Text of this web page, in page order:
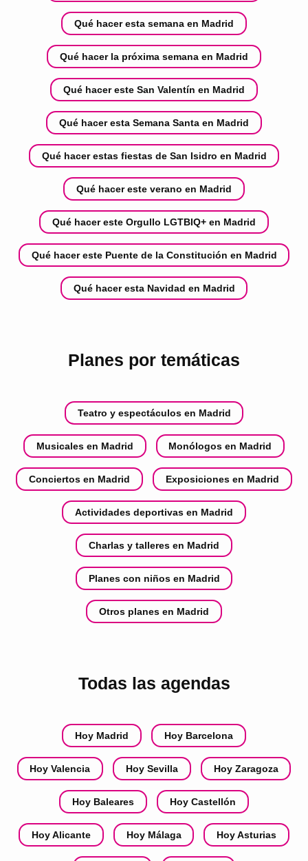
Qué hacer esta semana en Madrid
Qué hacer la próxima semana en Madrid
Qué hacer este San Valentín en Madrid
Qué hacer esta Semana Santa en Madrid
Qué hacer estas fiestas de San Isidro en Madrid
Qué hacer este verano en Madrid
Qué hacer este Orgullo LGTBIQ+ en Madrid
Qué hacer este Puente de la Constitución en Madrid
Qué hacer esta Navidad en Madrid
Planes por temáticas
Teatro y espectáculos en Madrid
Musicales en Madrid Monólogos en Madrid
Conciertos en Madrid Exposiciones en Madrid
Actividades deportivas en Madrid
Charlas y talleres en Madrid
Planes con niños en Madrid
Otros planes en Madrid
Todas las agendas
Hoy Madrid Hoy Barcelona
Hoy Valencia Hoy Sevilla Hoy Zaragoza
Hoy Baleares Hoy Castellón
Hoy Alicante Hoy Málaga Hoy Asturias